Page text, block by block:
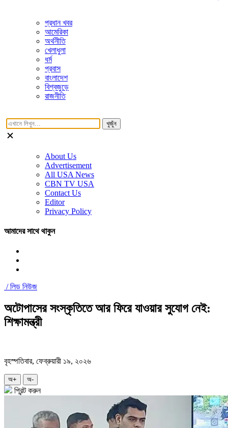
প্রধান খবর
আমেরিকা
অর্থনীতি
খেলাধুলা
ধর্ম
প্রবাস
বাংলাদেশ
বিশ্বজুড়ে
রাজনীতি
খুজুঁন
About Us
Advertisement
All USA News
CBN TV USA
Contact Us
Editor
Privacy Policy
আমাদের সাথে থাকুন
/লিড নিউজ
অটোপাসের সংস্কৃতিতে আর ফিরে যাওয়ার সুযোগ নেই:
শিক্ষামন্ত্রী
বৃহস্পতিবার, ফেব্রুয়ারী ১৯, ২০২৬
অ+ অ-
প্রিন্ট করুন